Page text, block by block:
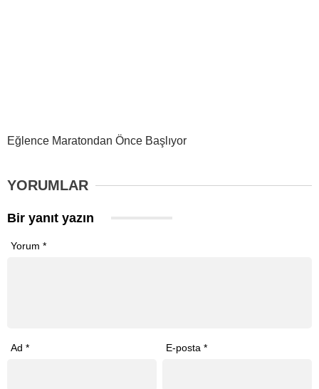
Eğlence Maratondan Önce Başlıyor
YORUMLAR
Bir yanıt yazın
Yorum *
Ad * E-posta*